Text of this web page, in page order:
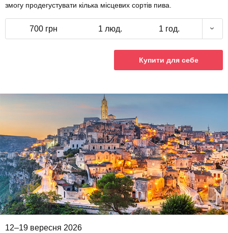
змогу продегустувати кілька місцевих сортів пива.
700 грн 1 люд. 1 год.
Купити для себе
12–19 вересня 2026